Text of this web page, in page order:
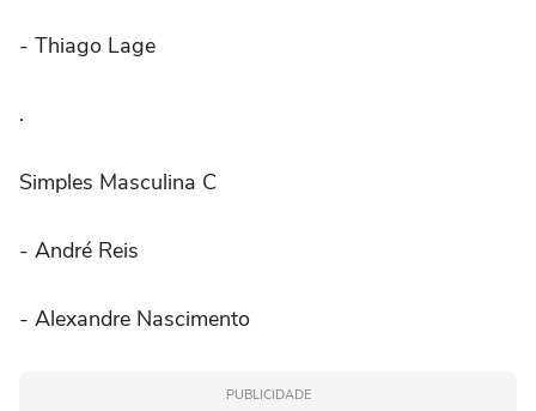
- Thiago Lage
.⠀
Simples Masculina C
- André Reis
- Alexandre Nascimento
PUBLICIDADE